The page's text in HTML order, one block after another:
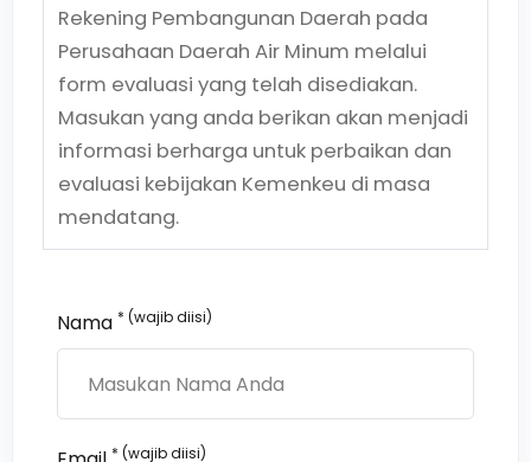
Rekening Pembangunan Daerah pada
Perusahaan Daerah Air Minum melalui
form evaluasi yang telah disediakan.
Masukan yang anda berikan akan menjadi
informasi berharga untuk perbaikan dan
evaluasi kebijakan Kemenkeu di masa
mendatang.
Nama * (wajib diisi)
* (wajib diisi)